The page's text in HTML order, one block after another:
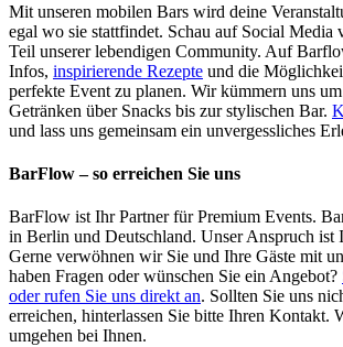
Mit unseren mobilen Bars wird deine
egal wo sie stattfindet. Schau auf Social Media
Teil unserer lebendigen Community. Auf
Infos, inspirierende Rezepte und die
perfekte Event zu planen. Wir kümmern uns
Getränken über Snacks bis zur stylischen Bar.
und lass uns gemeinsam ein unvergessliches
BarFlow – so erreichen Sie uns
BarFlow ist Ihr Partner für Premium Events.
in Berlin und Deutschland. Unser Anspruch ist
Gerne verwöhnen wir Sie und Ihre Gäste mit
haben Fragen oder wünschen Sie ein Angebot?
oder rufen Sie uns direkt an. Sollten Sie uns
erreichen, hinterlassen Sie bitte Ihren Kontakt.
umgehen bei Ihnen.